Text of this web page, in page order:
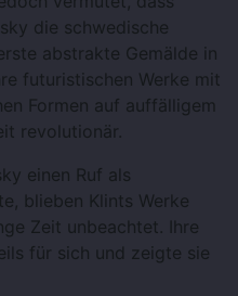
die schwedische
abstrakte Gemälde in
futuristischen Werke mit
Formen auf auffälligem
revolutionär.
einen Ruf als
blieben Klints Werke
Zeit unbeachtet. Ihre
für sich und zeigte sie